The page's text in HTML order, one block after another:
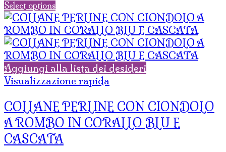
Select options
Aggiungi alla lista dei desideri
Visualizzazione rapida
COLLANE PERLINE CON CIONDOLO
A ROMBO IN CORALLO BLU E
CASCATA